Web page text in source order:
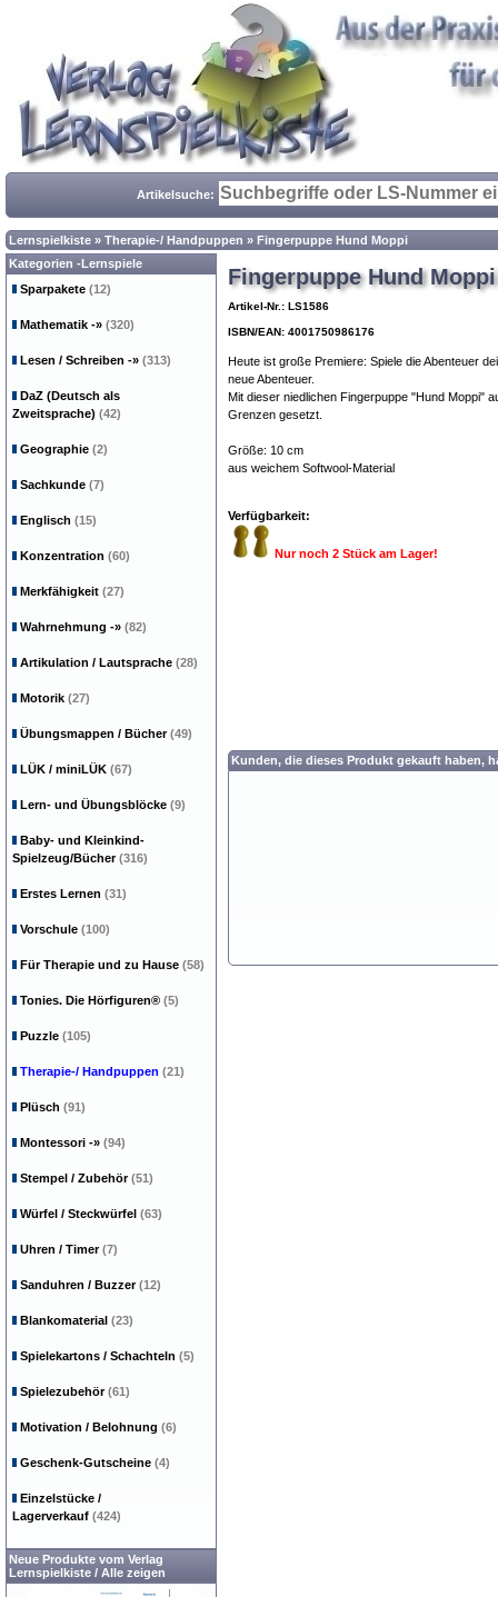
Artikelsuche:
Lernspielkiste » Therapie-/ Handpuppen » Fingerpuppe Hund Moppi
Fingerpuppe Hund Moppi
Artikel-Nr.: LS1586
ISBN/EAN: 4001750986176
Heute ist große Premiere: Spiele die Abenteuer
neue Abenteuer.
Mit dieser niedlichen Fingerpuppe "Hund Moppi"
Grenzen gesetzt.
Größe: 10 cm
aus weichem Softwool-Material
Verfügbarkeit:
Nur noch 2 Stück am Lager!
Kunden, die dieses Produkt gekauft haben,
Kategorien -Lernspiele
Sparpakete (12)
Mathematik -» (320)
Lesen / Schreiben -» (313)
DaZ (Deutsch als
Zweitsprache) (42)
Geographie (2)
Sachkunde (7)
Englisch (15)
Konzentration (60)
Merkfähigkeit (27)
Wahrnehmung -» (82)
Artikulation / Lautsprache (28)
Motorik (27)
Übungsmappen / Bücher(49)
LÜK / miniLÜK (67)
Lern- und Übungsblöcke (9)
Baby- und Kleinkind-
Spielzeug/Bücher(316)
Erstes Lernen (31)
Vorschule (100)
Für Therapie und zu Hause (58)
Tonies. Die Hörfiguren® (5)
Puzzle (105)
Therapie-/ Handpuppen (21)
Plüsch (91)
Montessori -» (94)
Stempel / Zubehör(51)
Würfel / Steckwürfel (63)
Uhren / Timer(7)
Sanduhren / Buzzer(12)
Blankomaterial (23)
Spielekartons / Schachteln (5)
Spielezubehör(61)
Motivation / Belohnung (6)
Geschenk-Gutscheine (4)
Einzelstücke /
Lagerverkauf (424)
Neue Produkte vom Verlag
Lernspielkiste / Alle zeigen